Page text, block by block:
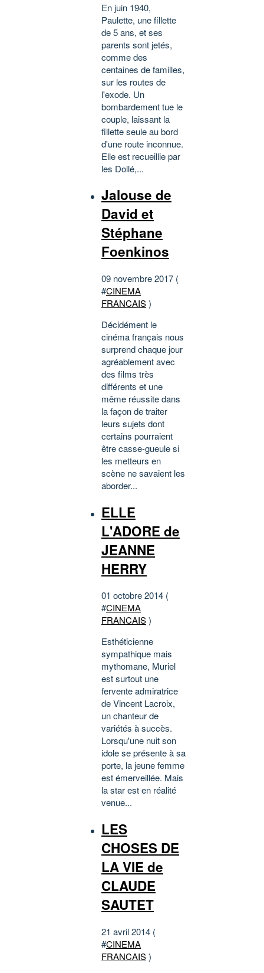
En juin 1940,
Paulette, une fillette
de 5 ans, et ses
parents sont jetés,
comme des
centaines de familles,
sur les routes de
l'exode. Un
bombardement tue le
couple, laissant la
fillette seule au bord
d'une route inconnue.
Elle est recueillie par
les Dollé,...
Jalouse de
David et
Stéphane
Foenkinos
09 novembre 2017 (
#CINEMA
FRANCAIS)
Décidément le
cinéma français nous
surprend chaque jour
agréablement avec
des films très
différents et une
même réussite dans
la façon de traiter
leurs sujets dont
certains pourraient
être casse-gueule si
les metteurs en
scène ne savaient les
aborder...
ELLE
L'ADORE de
JEANNE
HERRY
01 octobre 2014 (
#CINEMA
FRANCAIS)
Esthéticienne
sympathique mais
mythomane, Muriel
est surtout une
fervente admiratrice
de Vincent Lacroix,
un chanteur de
variétés à succès.
Lorsqu'une nuit son
idole se présente à sa
porte, la jeune femme
est émerveillée. Mais
la star est en réalité
venue...
LES
CHOSES DE
LA VIE de
CLAUDE
SAUTET
21 avril 2014 (
#CINEMA
FRANCAIS)